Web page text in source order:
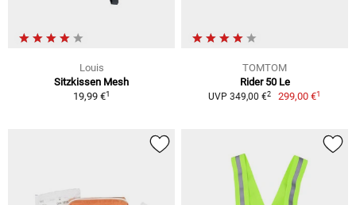
Louis
Sitzkissen Mesh
19,99 €1
TOMTOM
Rider 50 Le
UVP 349,00 €2 299,00 €1